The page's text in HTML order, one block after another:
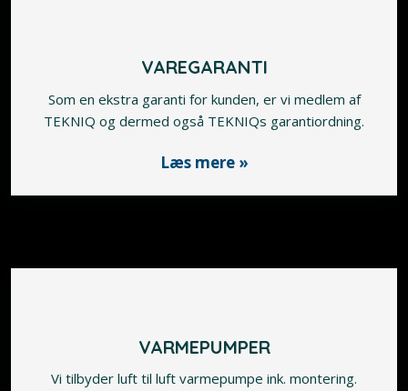
VAREGARANTI
Som en ekstra garanti for kunden, er vi medlem af
​TEKNIQ og dermed også TEKNIQs garantiordning.
Læs mere »
VARMEPUMPER
Vi tilbyder luft til luft varmepumpe ink. montering.